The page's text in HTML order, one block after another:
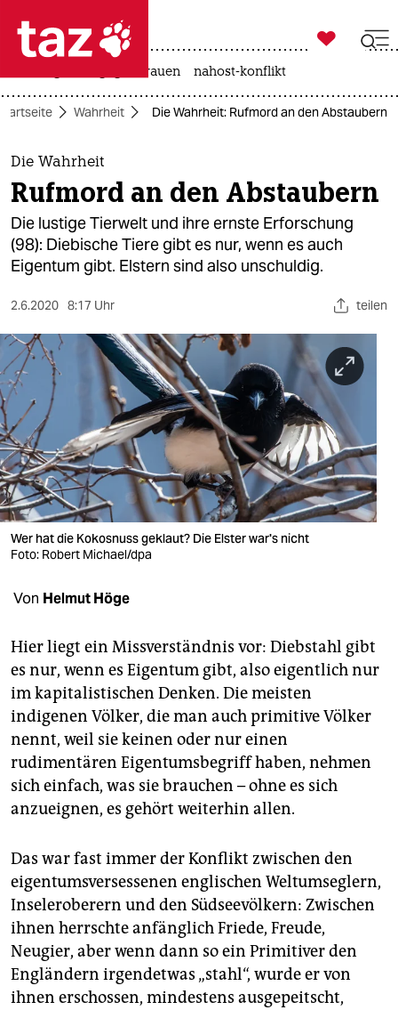
 taz zahl ich
taz zahl ich
themen
politik
öko
gesellschaft
sport
berlin
nord
wahrheit
verlag
verlag
veranstaltungen
fragen & hilfe
unterstützen
abo
genossenschaft
epaper login

taz zahl ich
gewalt gegen frauen nahost-konflikt
Wahrheit Die Wahrheit: Rufmord an den Abstaubern
Die Wahrheit
Rufmord an den Abstaubern
Die lustige Tierwelt und ihre ernste Erforschung
(98): Diebische Tiere gibt es nur, wenn es auch
Eigentum gibt. Elstern sind also unschuldig.
2.6.2020 8:17 Uhr teilen
Wer hat die Kokosnuss geklaut? Die Elster war's nicht
Foto: Robert Michael/dpa
Von Helmut Höge
Hier liegt ein Missverständnis vor: Diebstahl gibt
es nur, wenn es Eigentum gibt, also eigentlich nur
im kapitalistischen Denken. Die meisten
indigenen Völker, die man auch primitive Völker
nennt, weil sie keinen oder nur einen
rudimentären Eigentumsbegriff haben, nehmen
sich einfach, was sie brauchen – ohne es sich
anzueignen, es gehört weiterhin allen.
Das war fast immer der Konflikt zwischen den
eigentumsversessenen englischen Weltumseglern,
Inseleroberern und den Südseevölkern: Zwischen
ihnen herrschte anfänglich Friede, Freude,
Neugier, aber wenn dann so ein Primitiver den
Engländern irgendetwas „stahl“, wurde er von
ihnen erschossen, mindestens ausgepeitscht,